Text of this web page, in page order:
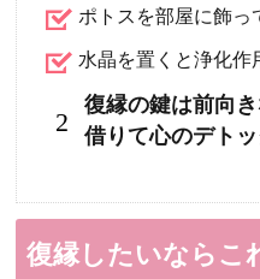
ポトスを部屋に飾っ
水晶を置くと浄化作
2
復縁の鍵は前向
借りて心のデト
復縁したいならこれ！復縁風水で復活